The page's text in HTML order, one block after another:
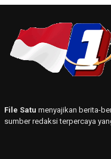
File Satu menyajikan berita-
sumber redaksi terpercaya